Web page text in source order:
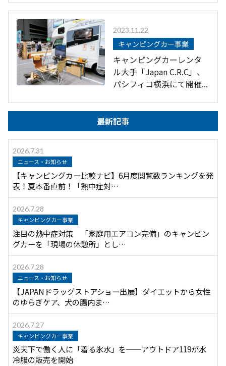
2023.11.22
キャンピングカー事業
キャンピングカーレンタ
ル大手「Japan C.R.C」、
パシフィコ横浜にて開催...
最新記事
2026.7.31
ニュース・お知らせ
【キャンピングカー比較ナビ】6月度閲覧数ランキングを発
表！夏本番直前！「熱中症対…
2026.7.28
キャンピングカー事業
注目の熱中症対策 「家庭用エアコン完備」のキャンピン
グカーを「現場の休憩所」とし…
2026.7.28
ニュース・お知らせ
【JAPANドラッグストアショー出展】ダイエットから女性
のゆらぎケア、犬の腸内ま…
2026.7.27
キャンピングカー事業
炎天下で働く人に「着る氷水」を──アウトドア119が水
冷服の販売を開始